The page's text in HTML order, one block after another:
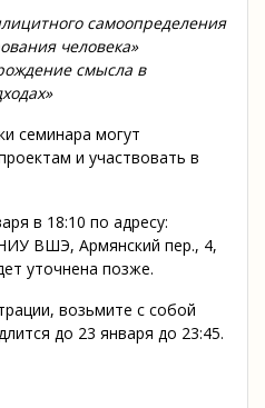
самоопределения
человека»
смысла в
семинара могут
и участвовать в
в 18:10 по адресу:
ВШЭ, Армянский пер., 4,
уточнена позже.
возьмите с собой
до 23 января до 23:45.